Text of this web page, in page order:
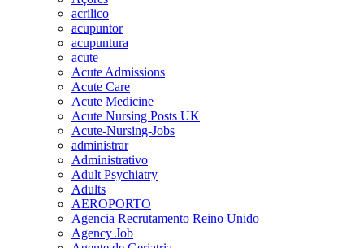
acrilico
acupuntor
acupuntura
acute
Acute Admissions
Acute Care
Acute Medicine
Acute Nursing Posts UK
Acute-Nursing-Jobs
administrar
Administrativo
Adult Psychiatry
Adults
AEROPORTO
Agencia Recrutamento Reino Unido
Agency Job